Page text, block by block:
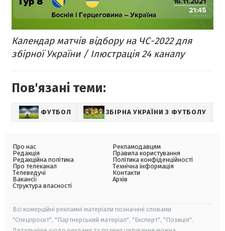
Календар матчів відбору на ЧС-2022 для
збірної України / Ілюстрація 24 каналу
Пов'язані теми:
ФУТБОЛ ЗБІРНА УКРАЇНИ З ФУТБОЛУ
Про нас
Редакція
Редакційна політика
Про телеканал
Телеведучі
Вакансії
Структура власності
Рекламодавцям
Правила користування
Політика конфіденційності
Технічна інформація
Контакти
Архів
Всі комерційні рекламні матеріали позначені словами
"Спецпроєкт", "Партнерський матеріал", "Експерт", "Позиція".